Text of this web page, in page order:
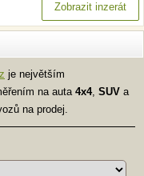
Zobrazit inzerát
je největším
na auta 4x4, SUV a
na prodej.